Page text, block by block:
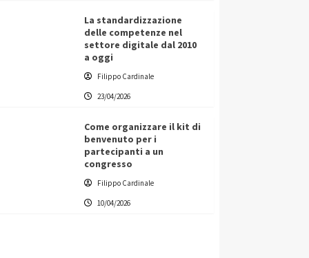
La standardizzazione
delle competenze nel
settore digitale dal 2010
a oggi
Filippo Cardinale
23/04/2026
Come organizzare il kit di
benvenuto per i
partecipanti a un
congresso
Filippo Cardinale
10/04/2026